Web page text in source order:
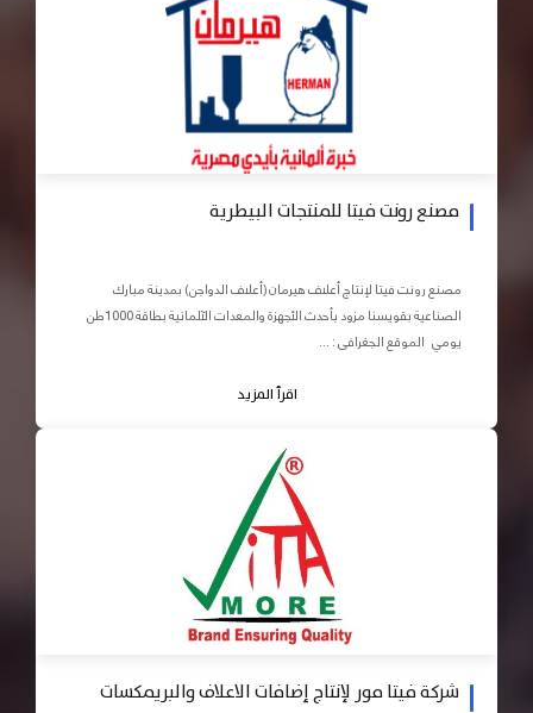
مصنع رونت فيتا للمنتجات البيطرية
مصنع رونت فيتا لإنتاج أعلاف هيرمان (أعلاف الدواجن) بمدينة مبارك
الصناعية بقويسنا مزود بأحدث الأجهزة والمعدات الآلمانية بطاقة 1000طن
يومي الموقع الجغرافى : ...
اقرأ المزيد
شركة فيتا مور لإنتاج إضافات الاعلاف والبريمكسات